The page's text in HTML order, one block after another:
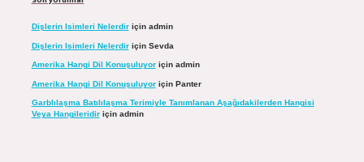
Dişlerin Isimleri Nelerdiriçin admin
Dişlerin Isimleri Nelerdiriçin Sevda
Amerika Hangi Dil Konuşuluyoriçin admin
Amerika Hangi Dil Konuşuluyoriçin Panter
Garblılaşma Batılılaşma Terimiyle Tanımlanan Aşağıdakilerden Hangisi
Veya Hangileridiriçin admin